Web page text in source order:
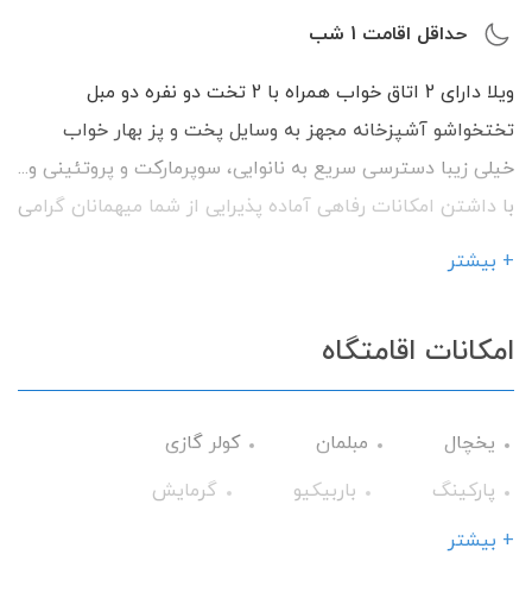
حداقل اقامت 1 شب
ویلا دارای 2 اتاق خواب همراه با 2 تخت دو نفره دو مبل
تختخواشو آشپزخانه مجهز به وسایل پخت و پز بهار خواب
خیلی زیبا دسترسی سریع به نانوایی، سوپرمارکت و پروتئینی و...
با داشتن امکانات رفاهی آماده پذیرایی از شما میهمانان گرامی
+ بیشتر
امکانات اقامتگاه
یخچال مبلمان
کولر گازی
پارکینگ
باربیکیو
گرمایش
وسایل آشپزی
+ بیشتر